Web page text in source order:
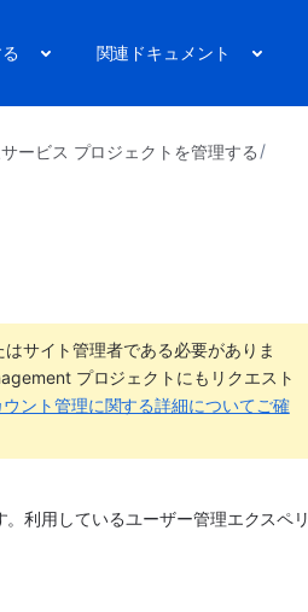
関連ドキュメント
ービス プロジェクトを管理する
サイト管理者である必要がありま
プロジェクトにもリクエスト
ント管理に関する詳細についてご確
。利用しているユーザー管理エクスペリ